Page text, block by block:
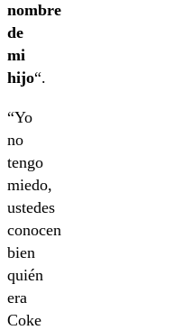
nombre
de
mi
hijo“.
“Yo
no
tengo
miedo,
ustedes
conocen
bien
quién
era
Coke